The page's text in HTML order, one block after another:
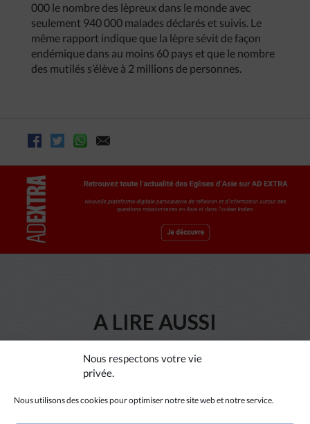
Nous respectons votre vie
privée.
Nous utilisons des cookies pour optimiser notre site web et notre service.
000 le nombre des lèpreux dans le monde avec
seulement 940 000 malades déclarés et suivis. Le
même rapport indique que la lèpre sévit de façon
endémique dans au moins 60 pays et que le nombre
des mutilés s’élève à 2 millions de personnes.
A LIRE AUSSI